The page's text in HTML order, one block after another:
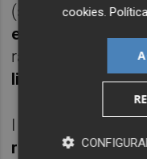
(sí, sí, paguem
es carregaràn
ràdios xicotetes.
li un segon de
I per descomptat,
recolzenla teoria
cookies .